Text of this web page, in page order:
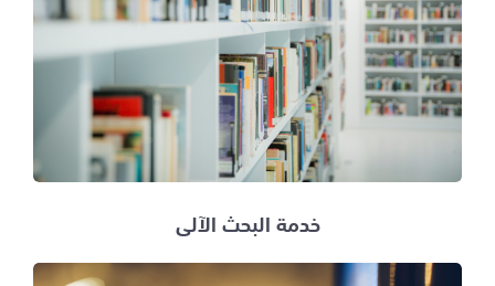
خدمة البحث الآلي